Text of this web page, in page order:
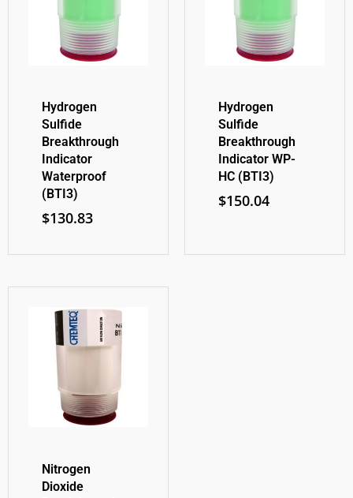
Hydrogen
Sulfide
Breakthrough
Indicator
Waterproof
(BTI3)
$130.83
Hydrogen
Sulfide
Breakthrough
Indicator WP-
HC (BTI3)
$150.04
Nitrogen
Dioxide